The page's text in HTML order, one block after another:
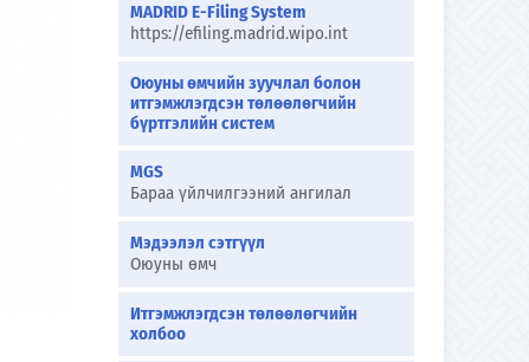
MADRID E-Filing System
https://efiling.madrid.wipo.int
Оюуны өмчийн зуучлал болон
итгэмжлэгдсэн төлөөлөгчийн
бүртгэлийн систем
MGS
Бараа үйлчилгээний ангилал
Мэдээлэл сэтгүүл
Оюуны өмч
Итгэмжлэгдсэн төлөөлөгчийн
холбоо